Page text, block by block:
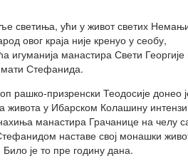
светиња, ући у живот светих
овог краја није кренуо у сеобу,
игуманија манастира Свети Георгије
Стефанида.
рашко-призренски Теодосије донео
у Ибарском Колашину
манастира Грачанице на челу
наставе свој монашки
је то пре годину дана.